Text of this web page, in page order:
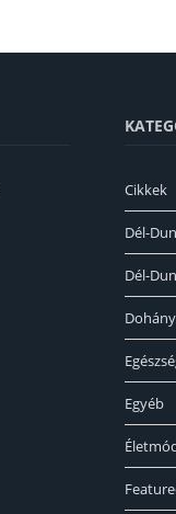
Cikkek
Dél-
Dél-
Egyéb